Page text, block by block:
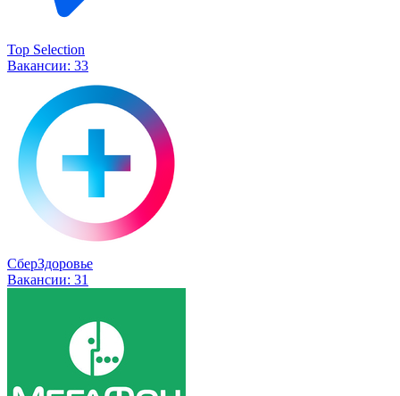
Top Selection
Вакансии: 33
СберЗдоровье
Вакансии: 31